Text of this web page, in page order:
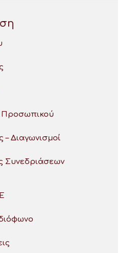
Προσωπικού
– Διαγωνισμοί
Συνεδριάσεων